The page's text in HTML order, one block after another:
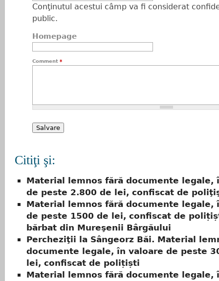
Conţinutul acestui câmp va fi considerat
public.
Homepage
Comment *
Citiţi şi:
Material lemnos fără documente legale,
de peste 2.800 de lei, confiscat de
Material lemnos fără documente legale,
de peste 1500 de lei, confiscat de
bărbat din Mureşenii Bârgăului
Percheziţii la Sângeorz Băi. Material
documente legale, în valoare de peste
lei, confiscat de polițiști
Material lemnos fără documente legale,